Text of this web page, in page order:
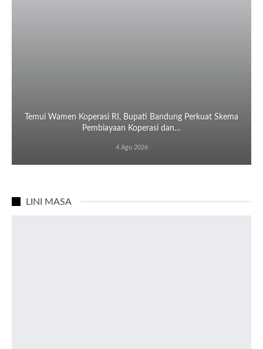
Temui Wamen Koperasi RI, Bupati Bandung Perkuat Skema
Pembiayaan Koperasi dan…
4 Agu 2026
LINI MASA